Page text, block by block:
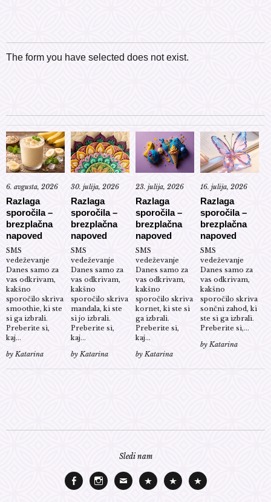
The form you have selected does not exist.
6. avgusta, 2026
Razlaga
sporočila –
brezplačna
napoved
SMS
vedeževanje
Danes samo za
vas odkrivam,
kakšno
sporočilo skriva
smoothie, ki ste
si ga izbrali.
Preberite si,
kaj...
by Katarina
30. julija, 2026
Razlaga
sporočila –
brezplačna
napoved
SMS
vedeževanje
Danes samo za
vas odkrivam,
kakšno
sporočilo skriva
mandala, ki ste
si jo izbrali.
Preberite si,
kaj...
by Katarina
23. julija, 2026
Razlaga
sporočila –
brezplačna
napoved
SMS
vedeževanje
Danes samo za
vas odkrivam,
kakšno
sporočilo skriva
kornet, ki ste si
ga izbrali.
Preberite si,
kaj...
by Katarina
16. julija, 2026
Razlaga
sporočila –
brezplačna
napoved
SMS
vedeževanje
Danes samo za
vas odkrivam,
kakšno
sporočilo skriva
sončni zahod, ki
ste si ga izbrali.
Preberite si,...
by Katarina
Sledi nam